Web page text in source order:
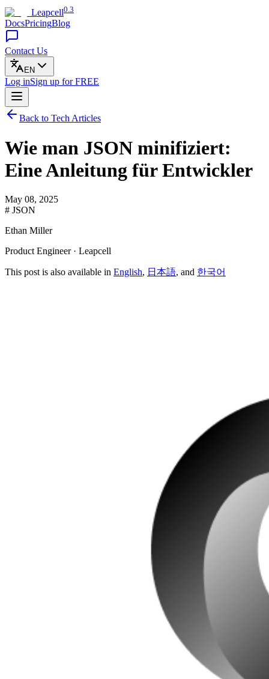
Leapcell0.3
DocsPricingBlog
Contact Us
EN
Log inSign up for FREE
Back to Tech Articles
Wie man JSON minifiziert:
Eine Anleitung für Entwickler
May 08, 2025
# JSON
Ethan Miller
Product Engineer · Leapcell
This post is also available in English, 日本語, and 한국어